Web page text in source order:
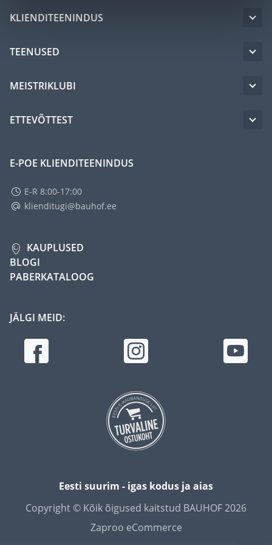
KLIENDITEENINDUS
TEENUSED
MEISTRIKLUBI
ETTEVÕTTEST
E-POE KLIENDITEENINDUS
E-R 8:00-17:00
klienditugi@bauhof.ee
KAUPLUSED
BLOGI
PABERKATALOOG
JÄLGI MEID:
Eesti suurim - igas kodus ja aias
Copyright © Kõik õigused kaitstud BAUHOF 2026
Zaproo eCommerce